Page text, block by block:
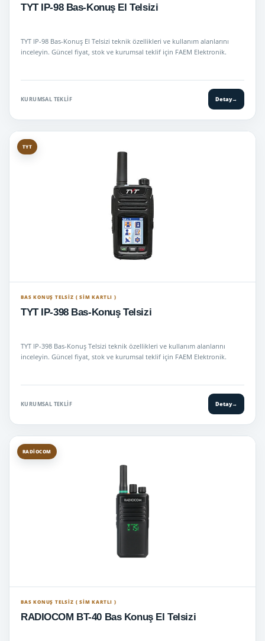
TYT IP-98 Bas-Konuş El Telsizi
TYT IP-98 Bas-Konuş El Telsizi teknik özellikleri ve kullanım alanlarını
inceleyin. Güncel fiyat, stok ve kurumsal teklif için FAEM Elektronik.
KURUMSAL TEKLIF Detay→
TYT
BAS KONUŞ TELSIZ ( SİM KARTLI )
TYT IP-398 Bas-Konuş Telsizi
TYT IP-398 Bas-Konuş Telsizi teknik özellikleri ve kullanım alanlarını
inceleyin. Güncel fiyat, stok ve kurumsal teklif için FAEM Elektronik.
KURUMSAL TEKLIF Detay→
RADIOCOM
BAS KONUŞ TELSIZ ( SİM KARTLI )
RADIOCOM BT-40 Bas Konuş El Telsizi